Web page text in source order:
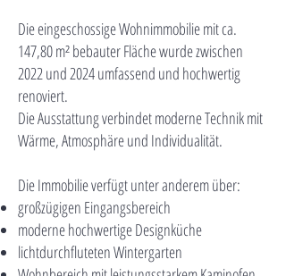
Die eingeschossige Wohnimmobilie mit ca.
147,80 m² bebauter Fläche wurde zwischen
2022 und 2024 umfassend und hochwertig
renoviert.
Die Ausstattung verbindet moderne Technik mit
Wärme, Atmosphäre und Individualität.
Die Immobilie verfügt unter anderem über:
großzügigen Eingangsbereich
moderne hochwertige Designküche
lichtdurchfluteten Wintergarten